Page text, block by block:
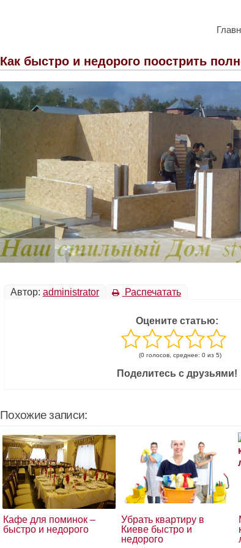
Как быстро и недорого поострить
Автор: administrator Распечатать
Оцените статью:
(0 голосов, среднее: 0 из 5)
Поделитесь с друзьями!
Похожие записи:
Кафе для поминок –
быстро и недорого
Убрать квартиру в
Киеве быстро и
недорого